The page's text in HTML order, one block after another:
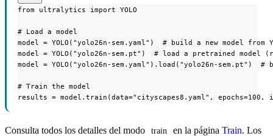
from ultralytics import YOLO
# Load a model
model = YOLO("yolo26n-sem.yaml")  # build a new model from
model = YOLO("yolo26n-sem.pt")  # load a pretrained model
model = YOLO("yolo26n-sem.yaml").load("yolo26n-sem.pt")
# Train the model
results = model.train(data="cityscapes8.yaml", epochs=100,
Consulta todos los detalles del modo train en la página Train. Los